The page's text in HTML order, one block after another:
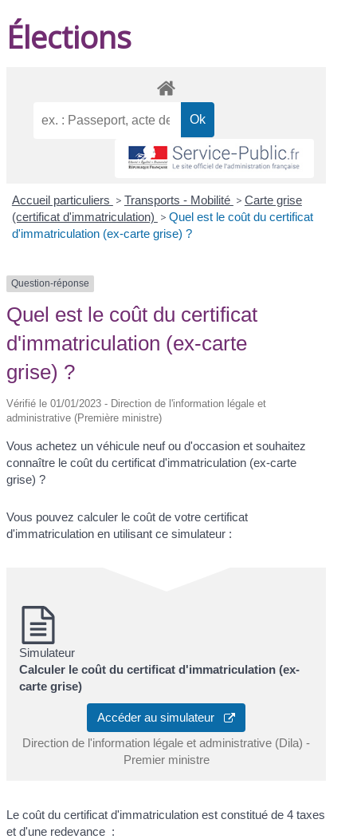
Élections
Accueil particuliers > Transports - Mobilité > Carte grise
(certificat d'immatriculation) > Quel est le coût du certificat
d'immatriculation (ex-carte grise) ?
Question-réponse
Quel est le coût du certificat
d'immatriculation (ex-carte
grise) ?
Vérifié le 01/01/2023 - Direction de l'information légale et
administrative (Première ministre)
Vous achetez un véhicule neuf ou d'occasion et souhaitez
connaître le coût du certificat d'immatriculation (ex-carte
grise) ?
Vous pouvez calculer le coût de votre certificat
d'immatriculation en utilisant ce simulateur :
Simulateur
Calculer le coût du certificat d'immatriculation (ex-
carte grise)
Accéder au simulateur
Direction de l'information légale et administrative (Dila) -
Premier ministre
Le coût du certificat d'immatriculation est constitué de 4 taxes
et d'une redevance :